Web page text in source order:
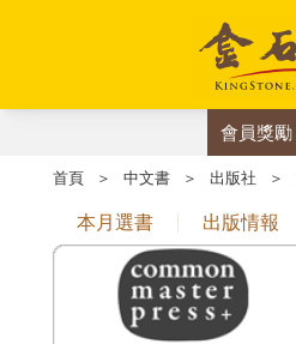
會員獎勵
首頁 ＞ 中文書 ＞ 出版社 ＞
本月選書 出版情報